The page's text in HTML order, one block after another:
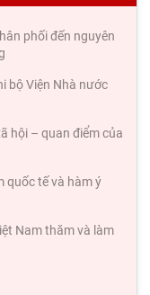
động hướng Đông"
Ấn
dưới thời Thủ
phối đến nguyên
Viện Nhà nước
hội – quan điểm của
tế và hàm ý